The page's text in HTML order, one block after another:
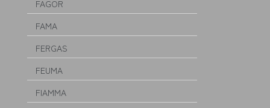
FAGOR
FAMA
FERGAS
FEUMA
FIAMMA